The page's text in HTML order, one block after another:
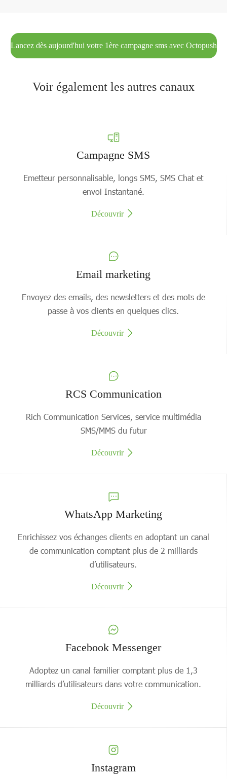
Lancez dès aujourd'hui votre 1ère campagne sms avec Octopush
Voir également les autres canaux
Campagne SMS
Emetteur personnalisable, longs SMS, SMS Chat et
envoi Instantané.
Découvrir
Email marketing
Envoyez des emails, des newsletters et des mots de
passe à vos clients en quelques clics.
Découvrir
RCS Communication
Rich Communication Services, service multimédia
SMS/MMS du futur
Découvrir
WhatsApp Marketing
Enrichissez vos échanges clients en adoptant un canal
de communication comptant plus de 2 milliards
d’utilisateurs.
Découvrir
Facebook Messenger
Adoptez un canal familier comptant plus de 1,3
milliards d’utilisateurs dans votre communication.
Découvrir
Instagram